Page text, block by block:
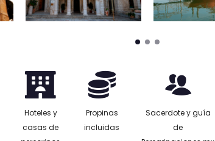
Hoteles y
casas de
Propinas
incluidas
Sacerdote y guía
de